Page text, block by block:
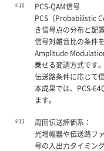
※10
PCS-QAM信号
PCS（Probabilistic
き信号点の分布と配
信号対雑音比の条件
Amplitude
乗せる変調方式です
伝送路条件に応じて
本成果では、PCS-
ます。
※11
周回伝送評価系：
光増幅器や伝送路フ
号の入出力タイミン